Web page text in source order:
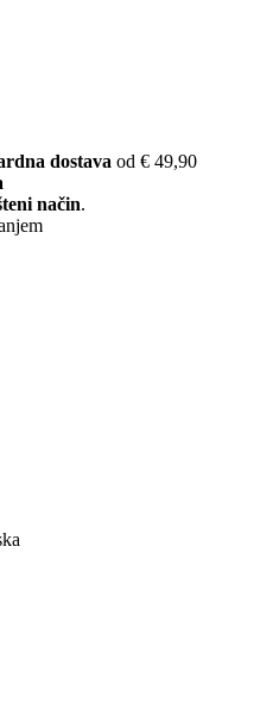
dostava od € 49,90
način.